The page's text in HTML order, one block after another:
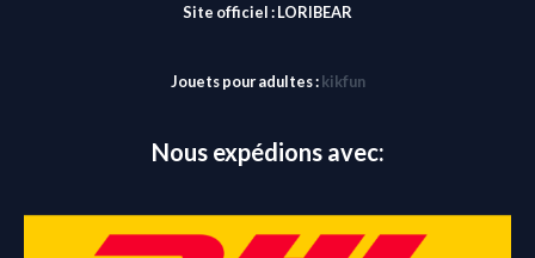
Site officiel :LORIBEAR
Jouets pour adultes : kikfun
Nous expédions avec: